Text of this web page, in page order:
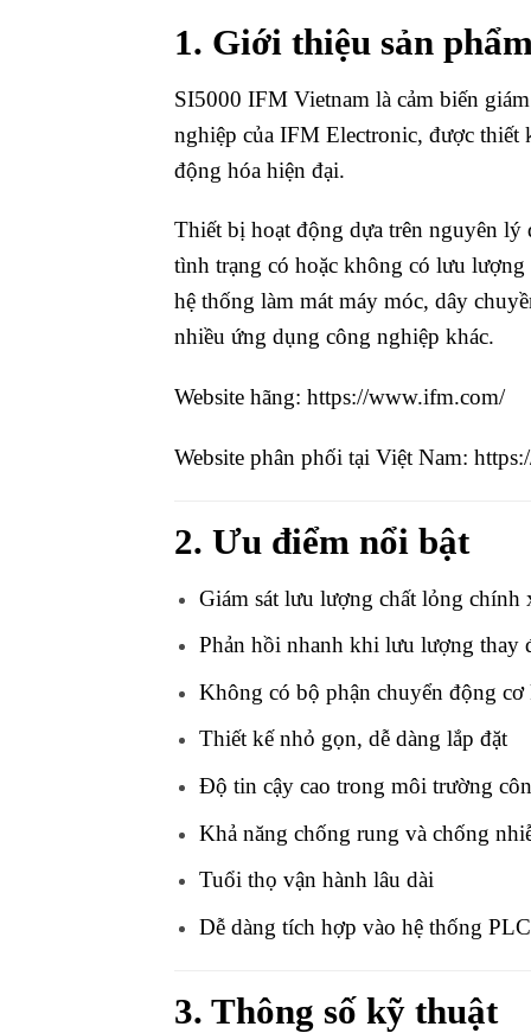
1. Giới thiệu sản
SI5000 IFM Vietnam là cảm biến
nghiệp của IFM Electronic, được thiết
động hóa hiện đại.
Thiết bị hoạt động dựa trên nguyên
tình trạng có hoặc không có lưu
hệ thống làm mát máy móc, dây
nhiều ứng dụng công nghiệp khác.
Website hãng: https://www.ifm.com/
Website phân phối tại Việt Nam:
2. Ưu điểm nổi bật
Giám sát lưu lượng chất lỏng chính
Phản hồi nhanh khi lưu lượng thay
Không có bộ phận chuyển động
Thiết kế nhỏ gọn, dễ dàng lắp đặt
Độ tin cậy cao trong môi trường
Khả năng chống rung và chống
Tuổi thọ vận hành lâu dài
Dễ dàng tích hợp vào hệ thống
3. Thông số kỹ thuật